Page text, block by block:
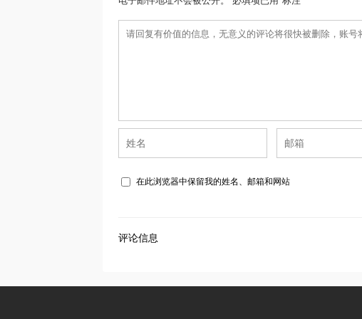
在此浏览器中保留我的姓名、邮箱和网站
评论信息